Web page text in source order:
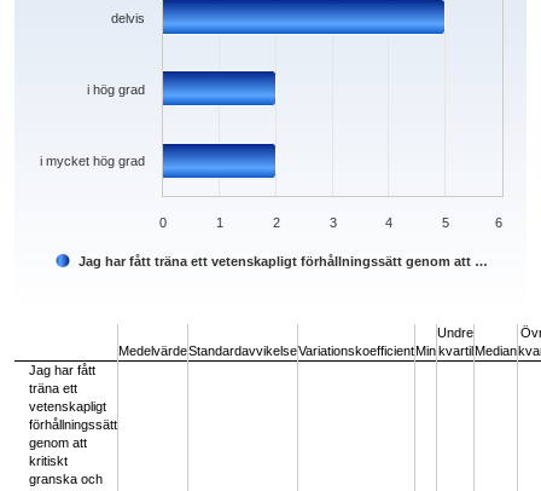
Jag har fått träna ett vetenskapligt förhållningssätt genom att …
i mycket hög grad
i hög grad
delvis
0 1 2 3 4 5 6
MedelvärdeStandardavvikelseVariationskoefficientMin
Undre
kvartilMedian
Jag har fått
träna ett
vetenskapligt
förhållningssätt
genom att
kritiskt
granska och